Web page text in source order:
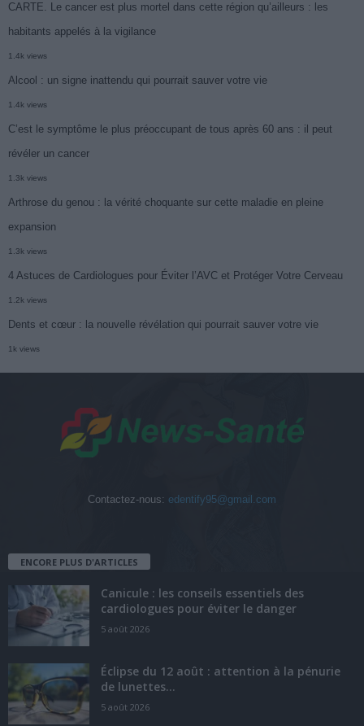
CARTE. Le cancer est plus mortel dans cette région qu’ailleurs : les
habitants appelés à la vigilance
1.4k views
Alcool : un signe inattendu qui pourrait sauver votre vie
1.4k views
C’est le symptôme le plus préoccupant de tous après 60 ans : il peut
révéler un cancer
1.3k views
Arthrose du genou : la vérité choquante sur cette maladie en pleine
expansion
1.3k views
4 Astuces de Cardiologues pour Éviter l’AVC et Protéger Votre Cerveau
1.2k views
Dents et cœur : la nouvelle révélation qui pourrait sauver votre vie
1k views
Contactez-nous: edentify95@gmail.com
ENCORE PLUS D'ARTICLES
Canicule : les conseils essentiels des
cardiologues pour éviter le danger
5 août 2026
Éclipse du 12 août : attention à la pénurie
de lunettes...
5 août 2026